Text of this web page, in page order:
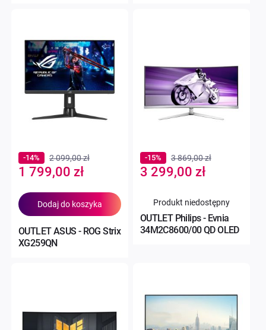
OUTLET ASUS - ROG Strix
XG259QN
Special
Price
1 799,00 zł
-14% 2 099,00 zł
Dodaj do koszyka
OUTLET Philips - Evnia
34M2C8600/00 QD OLED
Special
Price
3 299,00 zł
-15% 3 869,00 zł
Produkt niedostępny